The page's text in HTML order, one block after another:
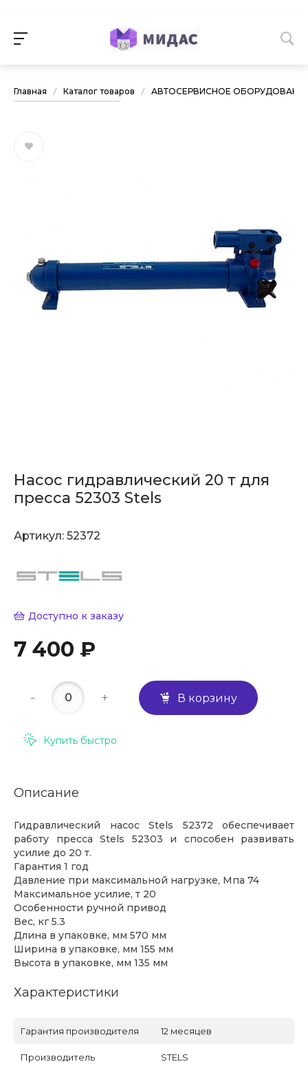
Главная / Каталог товаров / АВТОСЕРВИСНОЕ
Насос гидравлический 20 т для
пресса 52303 Stels
Артикул: 52372
Доступно к заказу
7 400 ₽
- + В корзину
Купить быстро
Описание
Гидравлический насос Stels 52372 обеспечивает
работу пресса Stels 52303 и способен развивать
усилие до 20 т.
Гарантия 1 год
Давление при максимальной нагрузке, Мпа 74
Максимальное усилие, т 20
Особенности ручной привод
Вес, кг 5.3
Длина в упаковке, мм 570 мм
Ширина в упаковке, мм 155 мм
Высота в упаковке, мм 135 мм
Характеристики
Гарантия производителя 12 месяцев
Производитель STELS